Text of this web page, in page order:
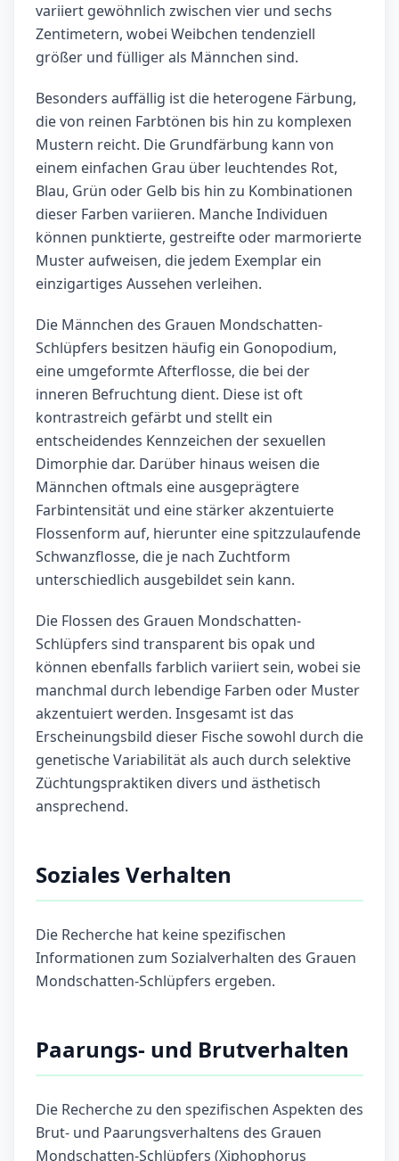
variiert gewöhnlich zwischen vier und sechs
Zentimetern, wobei Weibchen tendenziell
größer und fülliger als Männchen sind.
Besonders auffällig ist die heterogene Färbung,
die von reinen Farbtönen bis hin zu komplexen
Mustern reicht. Die Grundfärbung kann von
einem einfachen Grau über leuchtendes Rot,
Blau, Grün oder Gelb bis hin zu Kombinationen
dieser Farben variieren. Manche Individuen
können punktierte, gestreifte oder marmorierte
Muster aufweisen, die jedem Exemplar ein
einzigartiges Aussehen verleihen.
Die Männchen des Grauen Mondschatten-
Schlüpfers besitzen häufig ein Gonopodium,
eine umgeformte Afterflosse, die bei der
inneren Befruchtung dient. Diese ist oft
kontrastreich gefärbt und stellt ein
entscheidendes Kennzeichen der sexuellen
Dimorphie dar. Darüber hinaus weisen die
Männchen oftmals eine ausgeprägtere
Farbintensität und eine stärker akzentuierte
Flossenform auf, hierunter eine spitzzulaufende
Schwanzflosse, die je nach Zuchtform
unterschiedlich ausgebildet sein kann.
Die Flossen des Grauen Mondschatten-
Schlüpfers sind transparent bis opak und
können ebenfalls farblich variiert sein, wobei sie
manchmal durch lebendige Farben oder Muster
akzentuiert werden. Insgesamt ist das
Erscheinungsbild dieser Fische sowohl durch die
genetische Variabilität als auch durch selektive
Züchtungspraktiken divers und ästhetisch
ansprechend.
Soziales Verhalten
Die Recherche hat keine spezifischen
Informationen zum Sozialverhalten des Grauen
Mondschatten-Schlüpfers ergeben.
Paarungs- und Brutverhalten
Die Recherche zu den spezifischen Aspekten des
Brut- und Paarungsverhaltens des Grauen
Mondschatten-Schlüpfers (Xiphophorus